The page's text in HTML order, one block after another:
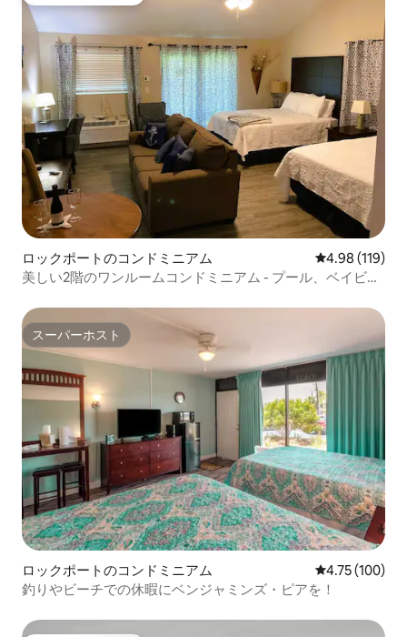
ロックポートのコンドミニアム レビュー119
4.98 (119)
美しい2階のワンルームコンドミニアム - プール、ベイビュ
スーパーホスト
スーパーホスト
ロックポートのコンドミニアム レビュー100
4.75 (100)
釣りやビーチでの休暇にベンジャミンズ・ピアを！